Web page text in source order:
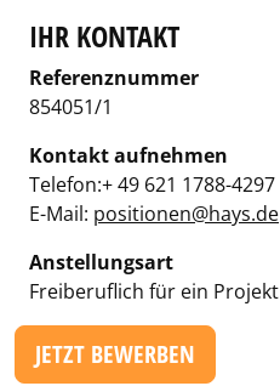
IHR KONTAKT
Referenznummer
854051/1
Kontakt aufnehmen
Telefon:+ 49 621 1788-4297
E-Mail: positionen@hays.de
Anstellungsart
Freiberuflich für ein Projekt
JETZT BEWERBEN